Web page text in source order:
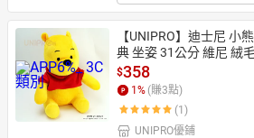
【UNIPRO】迪士尼 小
典 坐姿 31公分 維尼 絨
$358
1 % (賺3點)
(1)
UNIPRO優鋪